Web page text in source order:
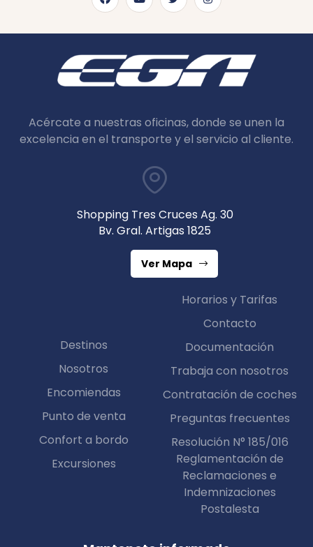
Acércate a nuestras oficinas, donde se unen la
excelencia en el transporte y el servicio al cliente.
Shopping Tres Cruces Ag. 30
Bv. Gral. Artigas 1825
Ver Mapa
Destinos
Nosotros
Encomiendas
Punto de venta
Confort a bordo
Excursiones
Horarios y Tarifas
Contacto
Documentación
Trabaja con nosotros
Contratación de coches
Preguntas frecuentes
Resolución N° 185/016
Reglamentación de
Reclamaciones e
Indemnizaciones
Postalesta